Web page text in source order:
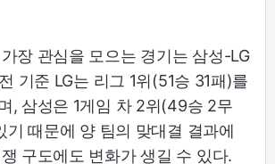
장 관심을 모으는 경기는 삼성-LG
기준 LG는 리그 1위(51승 31패)를
, 삼성은 1게임 차 2위(49승 2무
기 때문에 양 팀의 맞대결 결과에
구도에도 변화가 생길 수 있다.